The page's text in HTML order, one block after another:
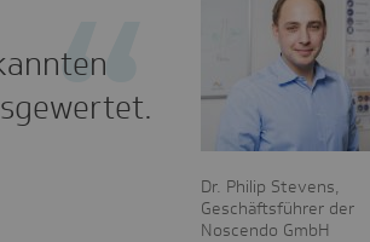
Dr. Philip Stevens,
Geschäftsführer der
Noscendo GmbH